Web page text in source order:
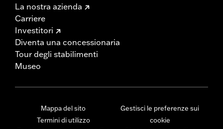
La nostra azienda
Carriere
Investitori
Diventa una concessionaria
Tour degli stabilimenti
Museo
Mappa del sito
Termini di utilizzo
Gestisci le preferenze sui
cookie